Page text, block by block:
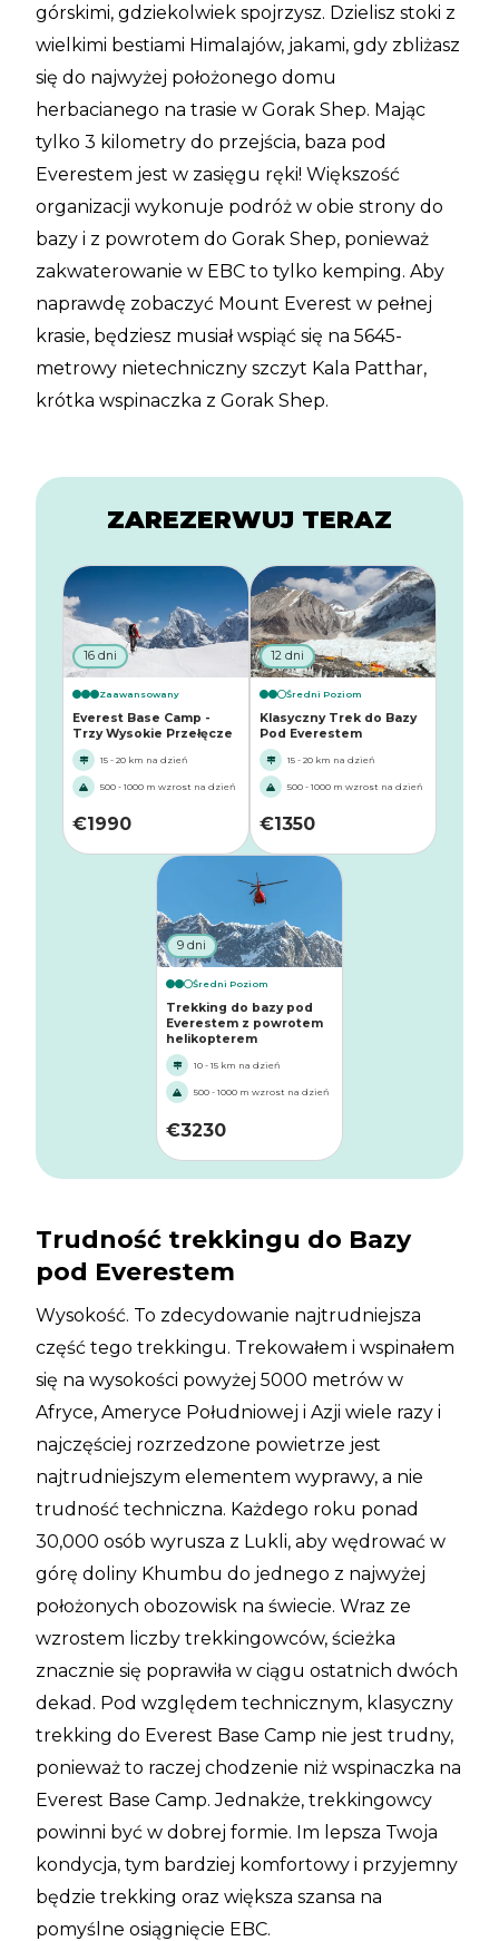
górskimi, gdziekolwiek spojrzysz. Dzielisz stoki z
wielkimi bestiami Himalajów, jakami, gdy zbliżasz
się do najwyżej położonego domu
herbacianego na trasie w Gorak Shep. Mając
tylko 3 kilometry do przejścia, baza pod
Everestem jest w zasięgu ręki! Większość
organizacji wykonuje podróż w obie strony do
bazy i z powrotem do Gorak Shep, ponieważ
zakwaterowanie w EBC to tylko kemping. Aby
naprawdę zobaczyć Mount Everest w pełnej
krasie, będziesz musiał wspiąć się na 5645-
metrowy nietechniczny szczyt Kala Patthar,
krótka wspinaczka z Gorak Shep.
ZAREZERWUJ TERAZ
16 dni
Zaawansowany
Everest Base Camp -
Trzy Wysokie Przełęcze
15 - 20 km na dzień
500 - 1000 m wzrost na dzień
€1990
12 dni
Średni Poziom
Klasyczny Trek do Bazy
Pod Everestem
15 - 20 km na dzień
500 - 1000 m wzrost na dzień
€1350
9 dni
Średni Poziom
Trekking do bazy pod
Everestem z powrotem
helikopterem
10 - 15 km na dzień
500 - 1000 m wzrost na dzień
€3230
Trudność trekkingu do Bazy
pod Everestem
Wysokość. To zdecydowanie najtrudniejsza
część tego trekkingu. Trekowałem i wspinałem
się na wysokości powyżej 5000 metrów w
Afryce, Ameryce Południowej i Azji wiele razy i
najczęściej rozrzedzone powietrze jest
najtrudniejszym elementem wyprawy, a nie
trudność techniczna. Każdego roku ponad
30,000 osób wyrusza z Lukli, aby wędrować w
górę doliny Khumbu do jednego z najwyżej
położonych obozowisk na świecie. Wraz ze
wzrostem liczby trekkingowców, ścieżka
znacznie się poprawiła w ciągu ostatnich dwóch
dekad. Pod względem technicznym, klasyczny
trekking do Everest Base Camp nie jest trudny,
ponieważ to raczej chodzenie niż wspinaczka na
Everest Base Camp. Jednakże, trekkingowcy
powinni być w dobrej formie. Im lepsza Twoja
kondycja, tym bardziej komfortowy i przyjemny
będzie trekking oraz większa szansa na
pomyślne osiągnięcie EBC.